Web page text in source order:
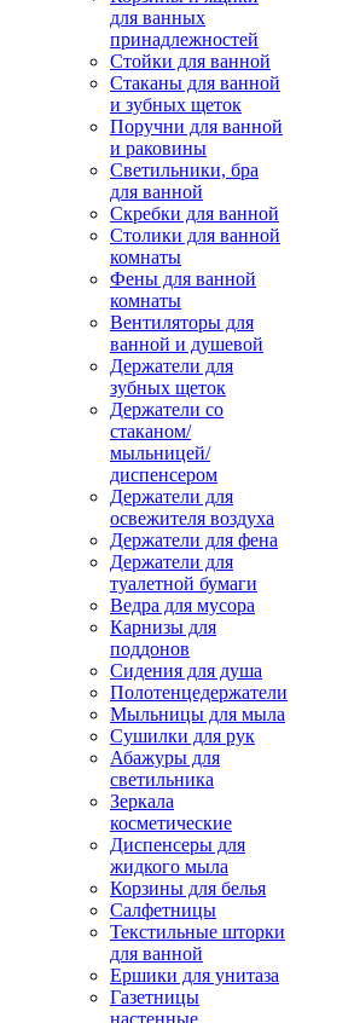
для ванных
принадлежностей
Стойки для ванной
Стаканы для ванной
и зубных щеток
Поручни для ванной
и раковины
Светильники, бра
для ванной
Скребки для ванной
Столики для ванной
комнаты
Фены для ванной
комнаты
Вентиляторы для
ванной и душевой
Держатели для
зубных щеток
Держатели со
стаканом/
мыльницей/
диспенсером
Держатели для
освежителя воздуха
Держатели для фена
Держатели для
туалетной бумаги
Ведра для мусора
Карнизы для
поддонов
Сидения для душа
Полотенцедержатели
Мыльницы для мыла
Сушилки для рук
Абажуры для
светильника
Зеркала
косметические
Диспенсеры для
жидкого мыла
Корзины для белья
Салфетницы
Текстильные шторки
для ванной
Ершики для унитаза
Газетницы
настенные